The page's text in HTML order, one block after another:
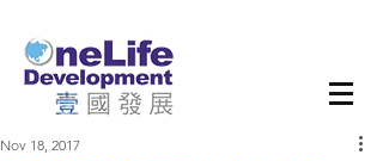
Nov 18, 2017